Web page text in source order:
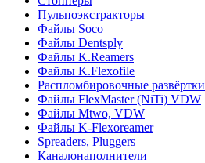
Пульпоэкстракторы
Файлы Soco
Файлы Dentsply
Файлы K.Reamers
Файлы K.Flexofile
Распломбировочные развёртки
Файлы FlexMaster (NiTi) VDW
Файлы Mtwo, VDW
Файлы K-Flexoreamer
Spreaders, Pluggers
Каналонаполнители